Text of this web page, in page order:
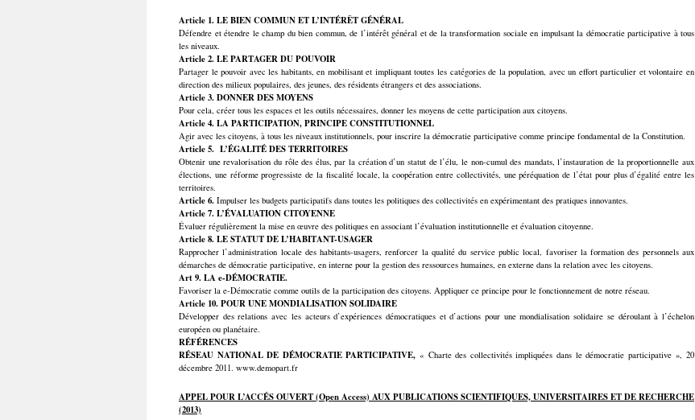
Article 1. LE BIEN COMMUN ET L’INTÉRÊT GÉNÉRAL
Défendre et étendre le champ du bien commun, de l’intérêt général et de la transformation sociale en impulsant la démocratie participative à tous
les niveaux.
Article 2. LE PARTAGER DU POUVOIR
Partager le pouvoir avec les habitants, en mobilisant et impliquant toutes les catégories de la population, avec un effort particulier et volontaire en
direction des milieux populaires, des jeunes, des résidents étrangers et des associations.
Article 3. DONNER DES MOYENS
Pour cela, créer tous les espaces et les outils nécessaires, donner les moyens de cette participation aux citoyens.
Article 4. LA PARTICIPATION, PRINCIPE CONSTITUTIONNEL
Agir avec les citoyens, à tous les niveaux institutionnels, pour inscrire la démocratie participative comme principe fondamental de la Constitution.
Article 5. L’ÉGALITÉ DES TERRITOIRES
Obtenir une revalorisation du rôle des élus, par la création d’un statut de l’élu, le non-cumul des mandats, l’instauration de la proportionnelle aux
élections, une réforme progressiste de la fiscalité locale, la coopération entre collectivités, une péréquation de l’état pour plus d’égalité entre les
territoires.
Article 6. Impulser les budgets participatifs dans toutes les politiques des collectivités en expérimentant des pratiques innovantes.
Article 7. L’ÉVALUATION CITOYENNE
Évaluer régulièrement la mise en œuvre des politiques en associant l’évaluation institutionnelle et évaluation citoyenne.
Article 8. LESTATUT DE L’HABITANT-USAGER
Rapprocher l’administration locale des habitants-usagers, renforcer la qualité du service public local, favoriser la formation des personnels aux
démarches de démocratie participative, en interne pour la gestion des ressources humaines, en externe dans la relation avec les citoyens.
Art 9. LA e-DÉMOCRATIE.
Favoriser la e-Démocratie comme outils de la participation des citoyens. Appliquer ce principe pour le fonctionnement de notre réseau.
Article 10. POUR UNE MONDIALISATION SOLIDAIRE
Développer des relations avec les acteurs d’expériences démocratiques et d’actions pour une mondialisation solidaire se déroulant à l’échelon
européen ou planétaire.
RÉFÉRENCES
RÉSEAU NATIONAL DE DÉMOCRATIE PARTICIPATIVE, « Charte des collectivités impliquées dans le démocratie participative », 20
décembre 2011. www.demopart.fr
APPEL POUR L’ACCÉS OUVERT (Open Access) AUX PUBLICATIONS SCIENTIFIQUES, UNIVERSITAIRES ET DE RECHERCHE
(2013)